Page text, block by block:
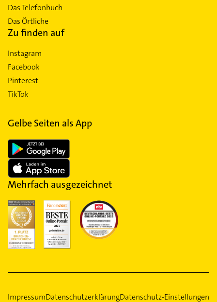
Das Telefonbuch
Das Örtliche
Zu finden auf
Instagram
Facebook
Pinterest
TikTok
Gelbe Seiten als App
Mehrfach ausgezeichnet
ImpressumDatenschutzerklärungDatenschutz-Einstellungen